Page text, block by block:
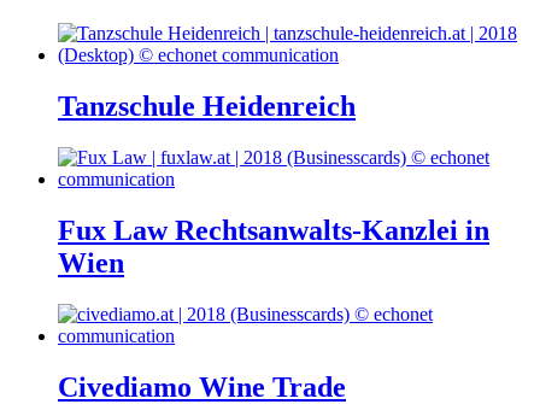
Tanzschule Heidenreich
Fux Law Rechtsanwalts-Kanzlei in
Wien
Civediamo Wine Trade